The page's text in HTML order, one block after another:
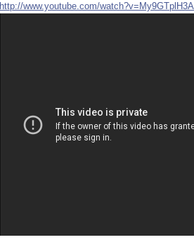
http://www.youtube.com/